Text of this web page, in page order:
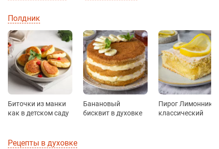
Полдник
Биточки из манки
как в детском саду
Банановый
бисквит в духовке
Пирог Лимонник
классический
Рецепты в духовке